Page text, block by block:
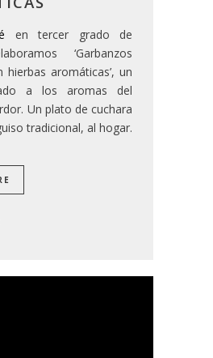
en tercer grado de
‘Garbanzos
hierbas aromáticas’, un
a los aromas del
Un plato de cuchara
tradicional, al hogar.